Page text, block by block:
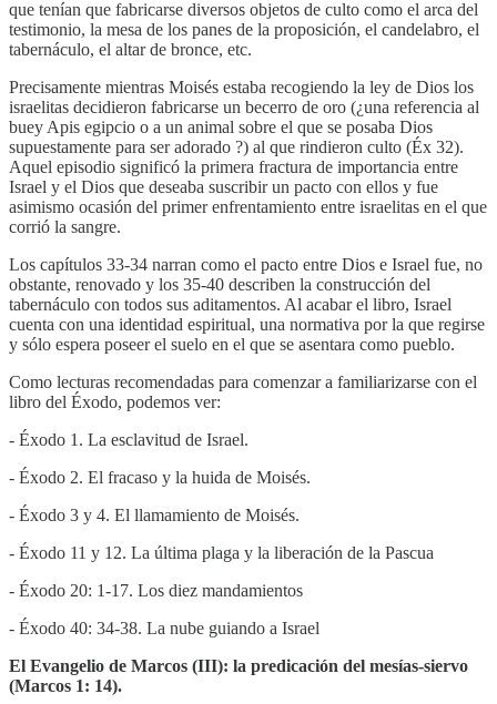
que tenían que fabricarse diversos objetos de culto como el arca del
testimonio, la mesa de los panes de la proposición, el candelabro, el
tabernáculo, el altar de bronce, etc.
Precisamente mientras Moisés estaba recogiendo la ley de Dios los
israelitas decidieron fabricarse un becerro de oro (¿una referencia al
buey Apis egipcio o a un animal sobre el que se posaba Dios
supuestamente para ser adorado ?) al que rindieron culto (Éx 32).
Aquel episodio significó la primera fractura de importancia entre
Israel y el Dios que deseaba suscribir un pacto con ellos y fue
asimismo ocasión del primer enfrentamiento entre israelitas en el que
corrió la sangre.
Los capítulos 33-34 narran como el pacto entre Dios e Israel fue, no
obstante, renovado y los 35-40 describen la construcción del
tabernáculo con todos sus aditamentos. Al acabar el libro, Israel
cuenta con una identidad espiritual, una normativa por la que regirse
y sólo espera poseer el suelo en el que se asentara como pueblo.
Como lecturas recomendadas para comenzar a familiarizarse con el
libro del Éxodo, podemos ver:
- Éxodo 1. La esclavitud de Israel.
- Éxodo 2. El fracaso y la huida de Moisés.
- Éxodo 3 y 4. El llamamiento de Moisés.
- Éxodo 11 y 12. La última plaga y la liberación de la Pascua
- Éxodo 20: 1-17. Los diez mandamientos
- Éxodo 40: 34-38. La nube guiando a Israel
El Evangelio de Marcos (III): la predicación del mesías-siervo
(Marcos 1: 14).